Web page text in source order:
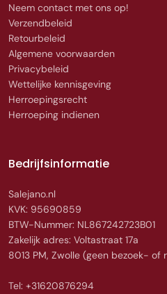
Neem contact met ons op!
Verzendbeleid
Retourbeleid
Algemene voorwaarden
Privacybeleid
Wettelijke kennisgeving
Herroepingsrecht
Herroeping indienen
Bedrijfsinformatie
Salejano.nl
KVK: 95690859
BTW-Nummer: NL867242723B01
Zakelijk adres: Voltastraat 17a
8013 PM, Zwolle (geen bezoek- of
Tel: +31620876294